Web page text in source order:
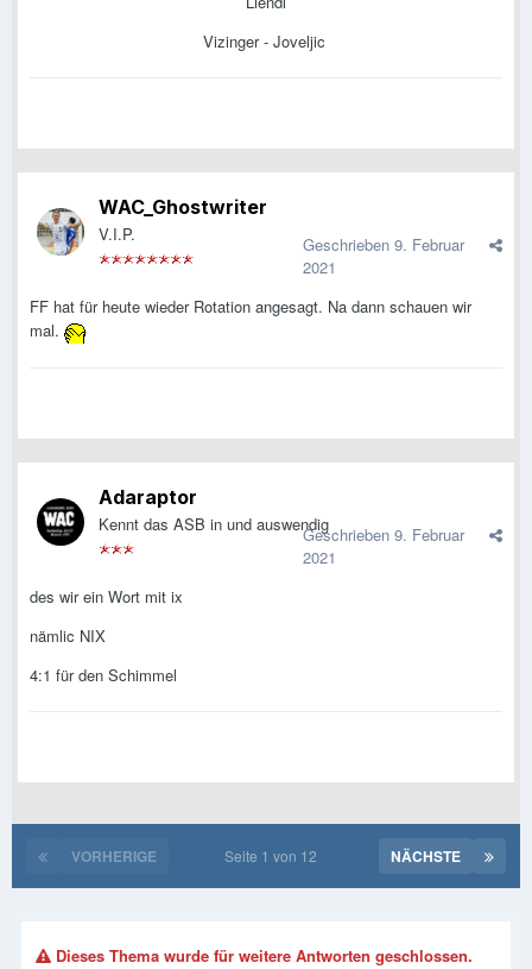
Vizinger - Joveljic
WAC_Ghostwriter
V.I.P. Geschrieben 9. Februar
2021
FF hat für heute wieder Rotation angesagt. Na dann schauen wir
mal.
Adaraptor
Kennt das ASB in und auswendigGeschrieben 9. Februar
2021
des wir ein Wort mit ix
nämlic NIX
4:1 für den Schimmel
VORHERIGE NÄCHSTE
Seite 1 von 12
Dieses Thema wurde für weitere Antworten geschlossen.